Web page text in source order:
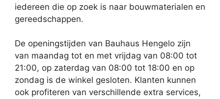
iedereen die op zoek is naar bouwmaterialen en
gereedschappen.
De openingstijden van Bauhaus Hengelo zijn
van maandag tot en met vrijdag van 08:00 tot
21:00, op zaterdag van 08:00 tot 18:00 en op
zondag is de winkel gesloten. Klanten kunnen
ook profiteren van verschillende extra services,